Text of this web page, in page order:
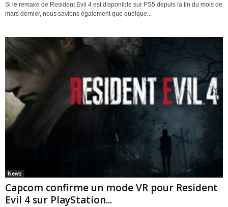
Si le remake de Resident Evil 4 est disponible sur PS5 depuis la fin du mois de
mars dernier, nous savions également que quelque...
News
Capcom confirme un mode VR pour Resident
Evil 4 sur PlayStation...